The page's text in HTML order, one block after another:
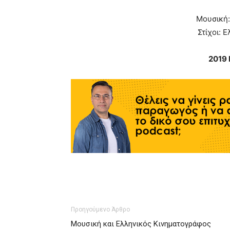
Στίχοι:
2019
Προηγούμενο Άρθρο
Μουσική και Ελληνικός Κινηματογράφος